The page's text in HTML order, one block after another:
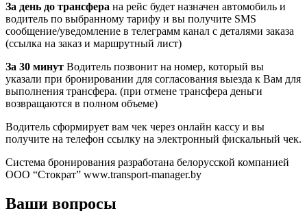
За день до трансфера на рейс будет назначен автомобиль и
водитель по выбранному тарифу и вы получите SMS
сообщение/уведомление в телеграмм канал с деталями заказа
(ссылка на заказ и маршрутный лист)
За 30 минут Водитель позвонит на номер, который вы
указали при бронировании для согласования выезда к Вам для
выполнения трансфера. (при отмене трансфера деньги
возвращаются в полном объеме)
Водитель сформирует вам чек через онлайн кассу и вы
получите на телефон ссылку на электронный фискальный чек.
Система бронирования разработана белорусской компанией
ООО “Стократ” www.transport-manager.by
Ваши вопросы